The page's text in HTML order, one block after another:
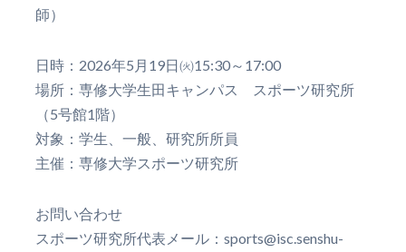
師）
日時：2026年5月19日㈫15:30～17:00
場所：専修大学生田キャンパス スポーツ研究所
（5号館1階）
対象：学生、一般、研究所所員
主催：専修大学スポーツ研究所
お問い合わせ
スポーツ研究所代表メール：sports@isc.senshu-